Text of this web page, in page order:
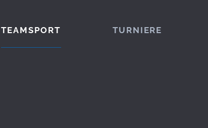
TEAMSPORT TURNIERE